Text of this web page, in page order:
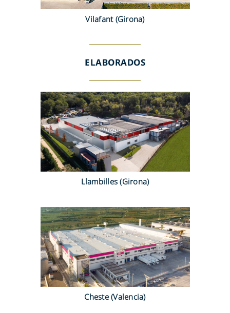
Vilafant (Girona)
ELABORADOS
Llambilles (Girona)
Cheste (Valencia)